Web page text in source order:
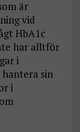
är
vid
HbA1c
har alltför
i
sin
i